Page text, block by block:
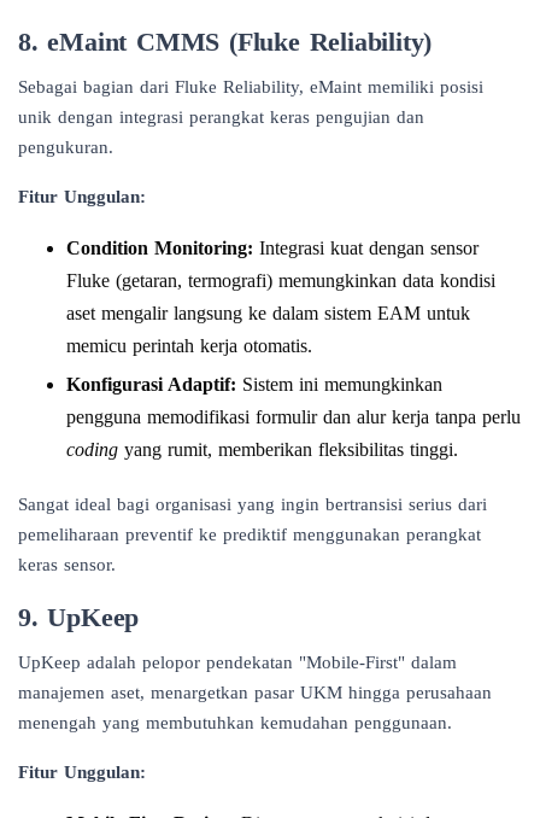
8. eMaint CMMS (Fluke Reliability)
Sebagai bagian dari Fluke Reliability, eMaint memiliki posisi
unik dengan integrasi perangkat keras pengujian dan
pengukuran.
Fitur Unggulan:
Condition Monitoring: Integrasi kuat dengan sensor
Fluke (getaran, termografi) memungkinkan data kondisi
aset mengalir langsung ke dalam sistem EAM untuk
memicu perintah kerja otomatis.
Konfigurasi Adaptif: Sistem ini memungkinkan
pengguna memodifikasi formulir dan alur kerja tanpa perlu
coding yang rumit, memberikan fleksibilitas tinggi.
Sangat ideal bagi organisasi yang ingin bertransisi serius dari
pemeliharaan preventif ke prediktif menggunakan perangkat
keras sensor.
9. UpKeep
UpKeep adalah pelopor pendekatan "Mobile-First" dalam
manajemen aset, menargetkan pasar UKM hingga perusahaan
menengah yang membutuhkan kemudahan penggunaan.
Fitur Unggulan: